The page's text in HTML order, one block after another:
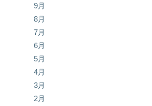
9月
8月
7月
6月
5月
4月
3月
2月